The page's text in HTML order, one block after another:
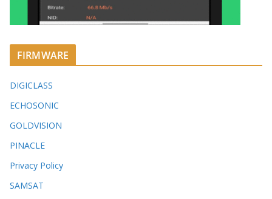
FIRMWARE
DIGICLASS
ECHOSONIC
GOLDVISION
PINACLE
Privacy Policy
SAMSAT